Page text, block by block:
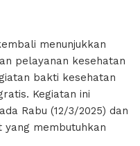
menunjukkan
pelayanan kesehatan
bakti kesehatan
Kegiatan ini
Rabu (12/3/2025) dan
membutuhkan